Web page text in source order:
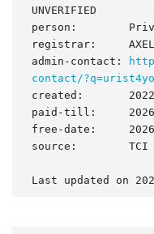
UNVERIFIED
person:
registrar:
admin-contact:
contact/
created:       2022-
paid-till:     2026-
free-date:
source:        TCI
Last updated on